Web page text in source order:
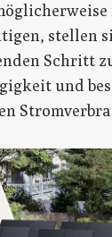
stellen
Schritt
und